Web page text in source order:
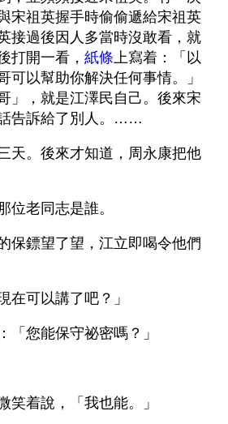
宋祖英握手時偷偷遞給宋祖英
接過後因人多當時沒敢看，就
打開一看， 紙條上寫着：「以
可以幫助你解決任何事情。」
」，就是江澤民自己。後來宋
告訴給了別人。……
天。後來才知道，周永康把他
位老同志是誰。
保鏢望了望，江立即喝令他們
在可以講了吧？」
「您能保守祕密嗎？」
笑着說，「我也能。」